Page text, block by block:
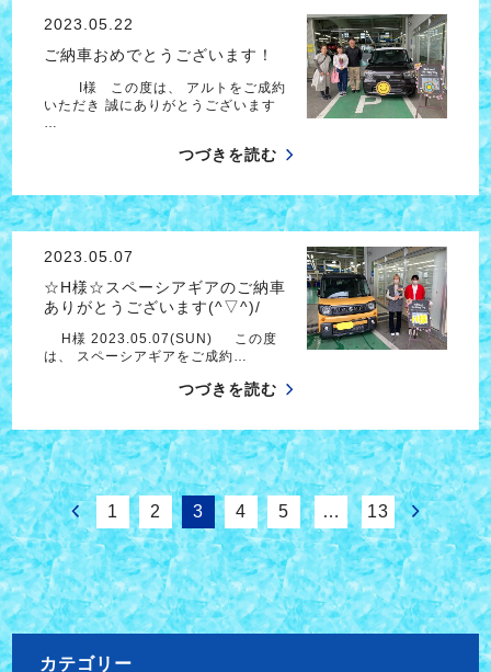
2023.05.22
ご納車おめでとうございます！
I様 この度は、 アルトをご成約
いただき 誠にありがとうございます
つづきを読む
2023.05.07
☆H様☆スペーシアギアのご納車
ありがとうございます(^▽^)/
H様 2023.05.07(SUN) この度
は、 スペーシアギアをご成約…
つづきを読む
1 2 3 4 5 … 13
カテゴリー